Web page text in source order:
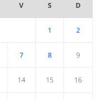
V S D
1 2
7 8 9
14 15 16